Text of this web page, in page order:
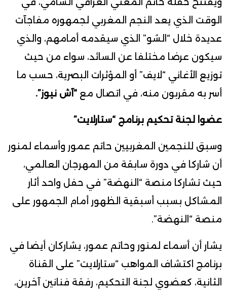
الوقت الذي يعد النجم المغربي لجمهوره مفاجآت
عديدة خلال “الشو” الذي سيقدمه أمامهم، والذي
سيكون عرضا مختلفا عن السائد، سواء من حيث
توزيع الأغاني “لايف” أو المؤثرات البصرية، حسب ما
أسر به مقربون منه، في اتصال مع “آش نيوز”.
عضوا لجنة تحكيم برنامج “ستارلايت”
وسبق للنجمين المغربيين حاتم عمور وأسماء لمنور
أن شاركا في دورة سابقة من المهرجان العالمي،
حيث تشاركا منصة “النهضة” في حفل واحد أثار
المشاكل بسبب أسبقية الظهور أمام الجمهور على
منصة “النهضة”.
يشار أن أسماء لمنور وحاتم عمور، يشاركان أيضا في
برنامج اكتشاف المواهب “ستارلايت” على القناة
الثانية، كعضوي لجنة التحكيم، رفقة فنانين آخرين،